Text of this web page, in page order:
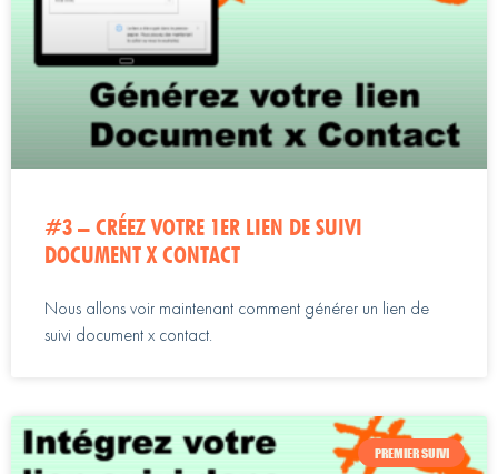
#3 – CRÉEZ VOTRE 1ER LIEN DE SUIVI
DOCUMENT X CONTACT
Nous allons voir maintenant comment générer un lien de
suivi document x contact.
PREMIER SUIVI